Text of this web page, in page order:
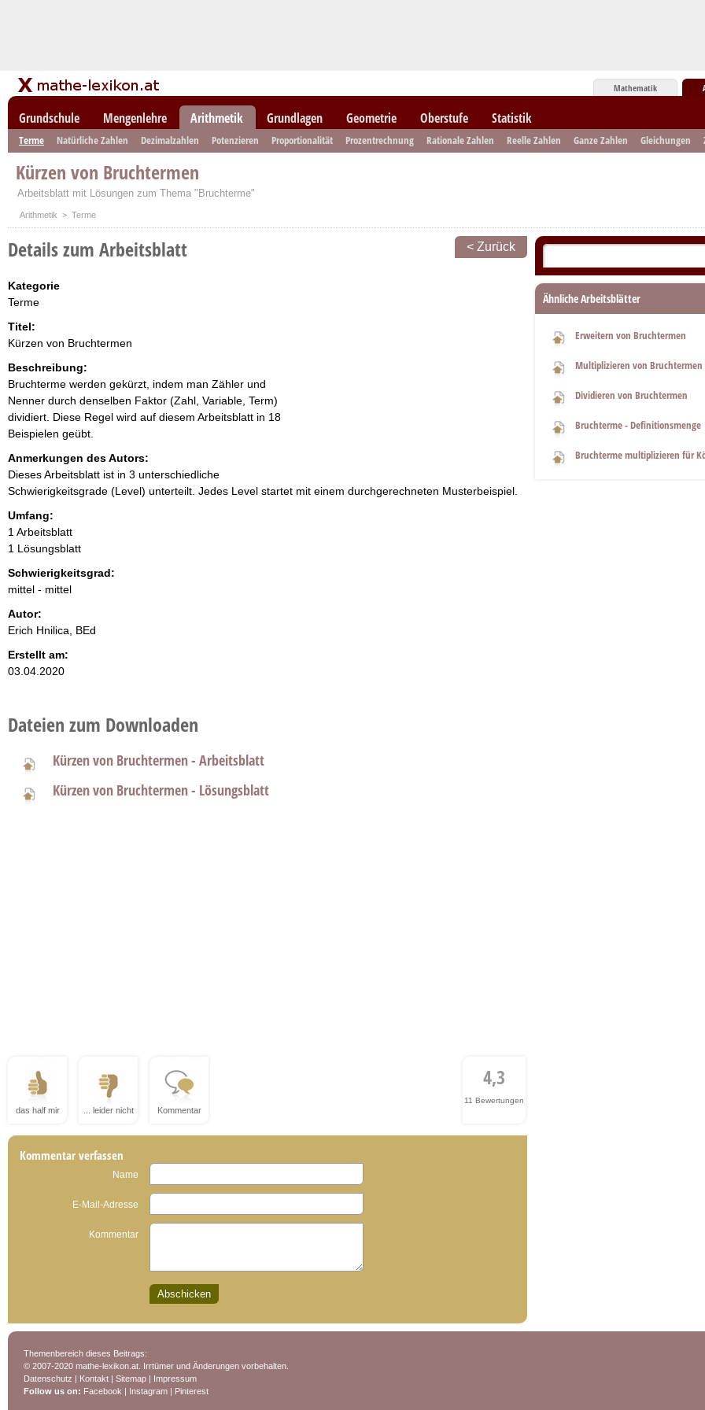
Mathematik
Grundschule Mengenlehre Arithmetik Grundlagen Geometrie Oberstufe Statistik
Terme Natürliche Zahlen Dezimalzahlen Potenzieren Proportionalität Prozentrechnung Rationale Zahlen Reelle Zahlen Ganze Zahlen Gleichungen
Kürzen von Bruchtermen
Arbeitsblatt mit Lösungen zum Thema "Bruchterme"
Arithmetik > Terme
< Zurück
Details zum Arbeitsblatt
Kategorie
Terme
Titel:
Kürzen von Bruchtermen
Beschreibung:
Bruchterme werden gekürzt, indem man Zähler und
Nenner durch denselben Faktor (Zahl, Variable, Term)
dividiert. Diese Regel wird auf diesem Arbeitsblatt in 18
Beispielen geübt.
Anmerkungen des Autors:
Dieses Arbeitsblatt ist in 3 unterschiedliche
Schwierigkeitsgrade (Level) unterteilt. Jedes Level startet mit einem durchgerechneten Musterbeispiel.
Umfang:
1 Arbeitsblatt
1 Lösungsblatt
Schwierigkeitsgrad:
mittel - mittel
Autor:
Erich Hnilica, BEd
Erstellt am:
03.04.2020
Dateien zum Downloaden
Kürzen von Bruchtermen - Arbeitsblatt
Kürzen von Bruchtermen - Lösungsblatt
das half mir ... leider nicht Kommentar
4,3
11 Bewertungen
Kommentar verfassen
Name
E-Mail-Adresse
Kommentar
Ähnliche Arbeitsblätter
Erweitern von Bruchtermen
Multiplizieren von Bruchtermen
Dividieren von Bruchtermen
Bruchterme - Definitionsmenge
Bruchterme multiplizieren für
Themenbereich dieses Beitrags:
© 2007-2020 mathe-lexikon.at. Irrtümer und Änderungen vorbehalten.
Datenschutz | Kontakt | Sitemap | Impressum
Follow us on: Facebook | Instagram | Pinterest